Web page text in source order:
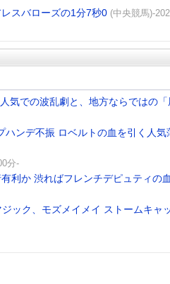
スバローズの1分7秒0 (中央競馬)-
気での波乱劇と、地方ならではの
ハンデ不振 ロベルトの血を引く人気
分-
利か 渋ればフレンチデピュティの
ック、モズメイメイ ストームキャ